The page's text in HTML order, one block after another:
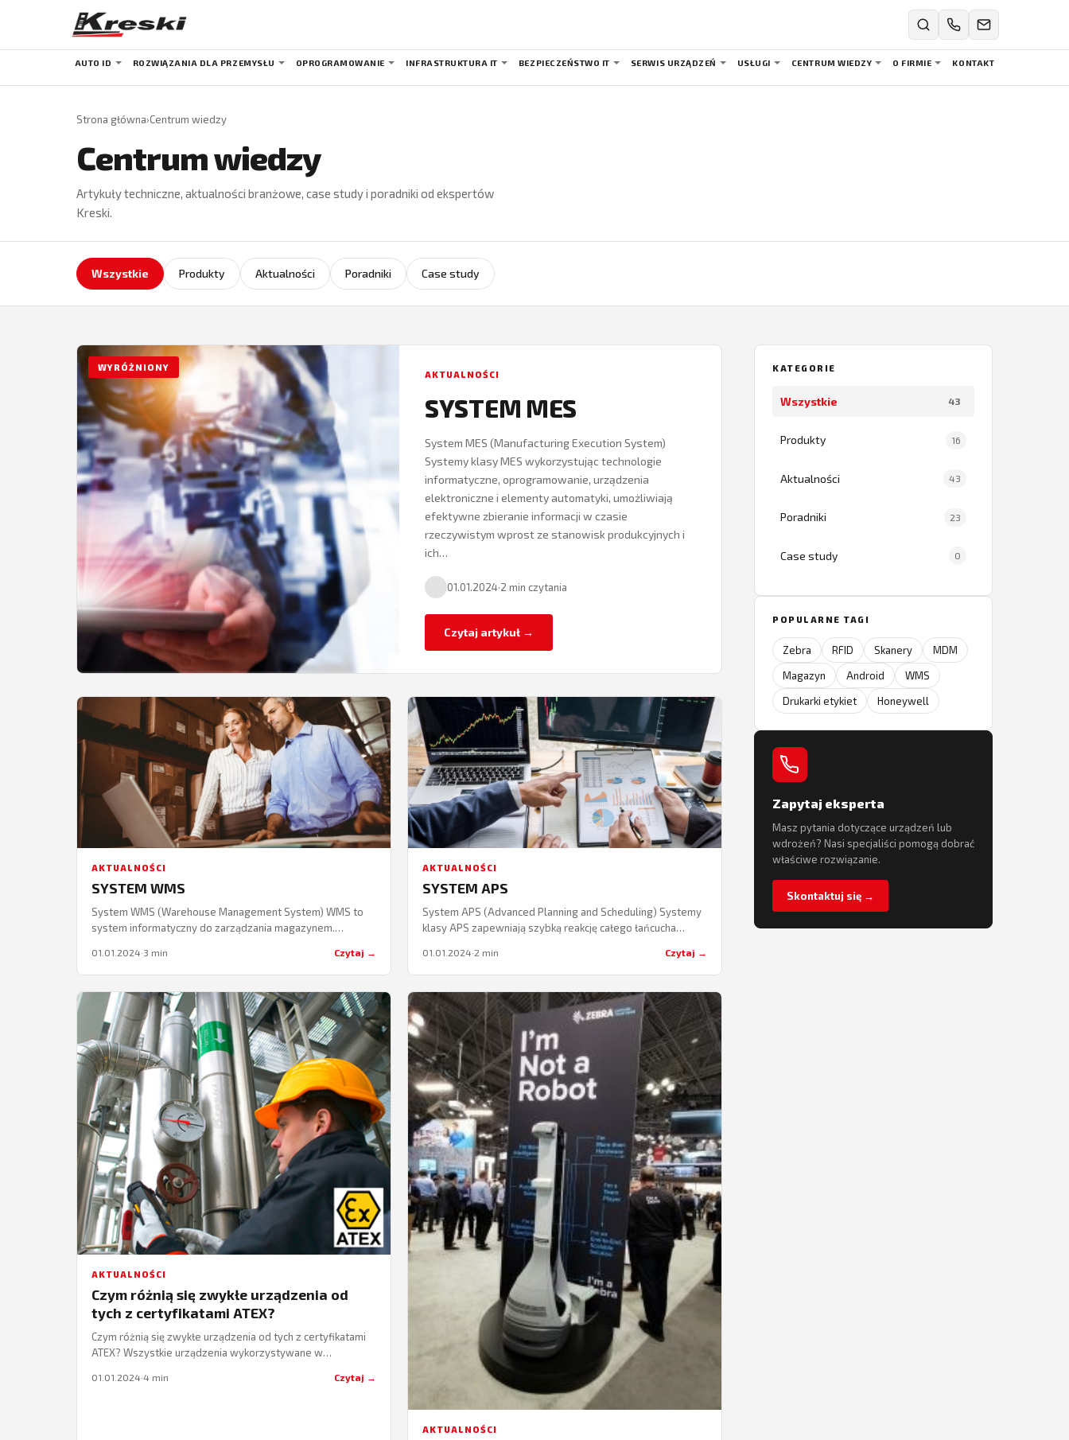
AUTO ID ROZWIĄZANIA DLA PRZEMYSŁU OPROGRAMOWANIE INFRASTRUKTURA IT BEZPIECZEŃSTWO IT SERWIS URZĄDZEŃ USŁUGI CENTRUM WIEDZY O FIRMIE KONTAKT
Strona główna›Centrum wiedzy
Centrum wiedzy
Artykuły techniczne, aktualności branżowe, case study i poradniki od ekspertów
Kreski.
Wszystkie Produkty Aktualności Poradniki Case study
WYRÓŻNIONY
AKTUALNOŚCI
SYSTEM MES
System MES (Manufacturing Execution System)
Systemy klasy MES wykorzystując technologie
informatyczne, oprogramowanie, urządzenia
elektroniczne i elementy automatyki, umożliwiają
efektywne zbieranie informacji w czasie
rzeczywistym wprost ze stanowisk produkcyjnych i
ich…
01.01.2024·2 min czytania
Czytaj artykuł →
AKTUALNOŚCI
SYSTEM WMS
System WMS (Warehouse Management System) WMS to
system informatyczny do zarządzania magazynem.
magazynowymi przy wykorzystaniu następujących strategii
zarządzania:…
01.01.2024·3 min Czytaj →
AKTUALNOŚCI
SYSTEM APS
System APS (Advanced Planning and Scheduling) Systemy
klasy APS zapewniają szybką reakcję całego łańcucha
warunkach pojawiania się dodatkowych,
niespodziewanych…
01.01.2024·2 min Czytaj →
AKTUALNOŚCI
Czym różnią się zwykłe urządzenia od
tych z certyfikatami ATEX?
Czym różnią się zwykłe urządzenia od tych z certyfikatami
ATEX? Wszystkie urządzenia wykorzystywane w
01.01.2024·4 min Czytaj →
AKTUALNOŚCI
KATEGORIE
Wszystkie 43
Produkty 16
Aktualności 43
Poradniki 23
Case study 0
POPULARNE TAGI
Zebra RFID Skanery
MDM
Magazyn
Android
WMS
Drukarki etykiet
Honeywell
Zapytaj eksperta
Masz pytania dotyczące urządzeń lub
wdrożeń? Nasi specjaliści pomogą dobrać
właściwe rozwiązanie.
Skontaktuj się →